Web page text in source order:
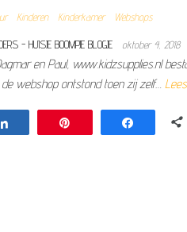
Kinderen Kinderkamer Webshops
- HUISJE BOOMPJE BLOGJE oktober 4, 2018
en Paul, www.kidzsupplies.nl
webshop ontstond toen zij zelf…